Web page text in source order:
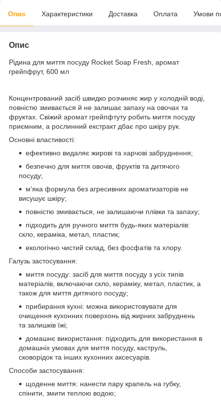
Опис Характеристики Доставка Оплата Умови
Опис
Рідина для миття посуду Rocket Soap Fresh, аромат
грейпфрут, 600 мл
Концентрований засіб швидко розчиняє жир у холодній воді,
повністю змивається й не залишає запаху на овочах та
фруктах. Свіжий аромат грейпфтуту робить миття посуду
приємним, а рослинний екстракт дбає про шкіру рук.
Основні властивості:
ефективно видаляє жирові та харчові забруднення;
безпечно для миття овочів, фруктів та дитячого
посуду;
м'яка формула без агресивних ароматизаторів не
висушує шкіру;
повністю змивається, не залишаючи плівки та запаху;
підходить для ручного миття будь-яких матеріалів:
скло, кераміка, метал, пластик;
екологічно чистий склад, без фосфатів та хлору.
Галузь застосування:
миття посуду: засіб для миття посуду з усіх типів
матеріалів, включаючи скло, кераміку, метал, пластик, а
також для миття дитячого посуду;
прибирання кухні: можна використовувати для
очищення кухонних поверхонь від жирних забруднень
та залишків їжі;
домашнє використання: підходить для використання в
домашніх умовах для миття посуду, каструль,
сковорідок та інших кухонних аксесуарів.
Способи застосування:
щоденне миття: нанести пару крапель на губку,
спінити, змити теплою водою;